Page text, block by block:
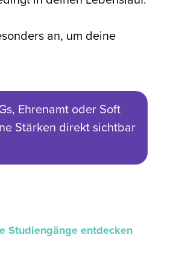
an, um deine
Ehrenamt oder Soft
Stärken direkt sichtbar
Studiengänge entdecken